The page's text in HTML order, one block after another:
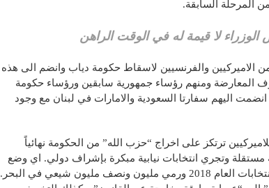
المرحلة السابقة.
لا قيمة له في الوقت الراهن
الاميركيين والفرنسيين لاسقاط حكومة دياب وانضم الى هذه
المعارضة ومنهم رؤساء جمهورية سابقين ورؤساء حكومة
اليهم سفارتا السعودية والامارات في لبنان مع وجود
ترتكز على اخراج “حزب الله” من الحكومة نهائياً
مستقلة وتجري انتخابات نيابية مبكرة بإشراف دولي. اي وضع
اليد بالكامل على البلد والانقلاب على انتخابات العام 2018 ورمي مليون ونصف مليون شيعي في البحر.